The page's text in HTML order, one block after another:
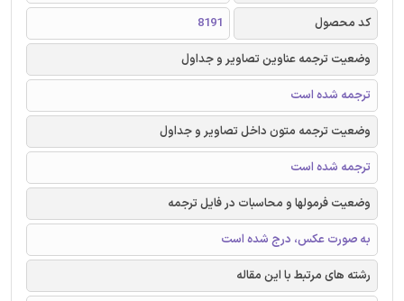
کد محصول
8191
وضعیت ترجمه عناوین تصاویر و جداول
ترجمه شده است
وضعیت ترجمه متون داخل تصاویر و جداول
ترجمه شده است
وضعیت فرمولها و محاسبات در فایل ترجمه
به صورت عکس، درج شده است
رشته های مرتبط با این مقاله